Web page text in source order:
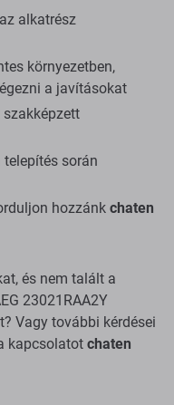
alkatrész
környezetben,
a javításokat
szakképzett
során
hozzánk chaten
és nem talált a
23021RAA2Y
Vagy további kérdései
kapcsolatot chaten